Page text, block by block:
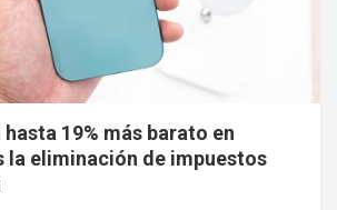
hasta 19% más barato en
la eliminación de impuestos